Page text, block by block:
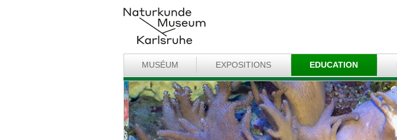
MUSÉUM EXPOSITIONS EDUCATION